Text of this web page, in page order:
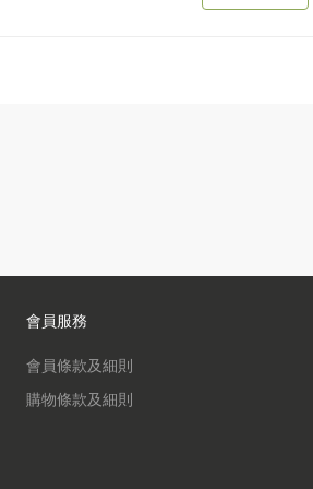
會員服務
會員條款及細則
購物條款及細則